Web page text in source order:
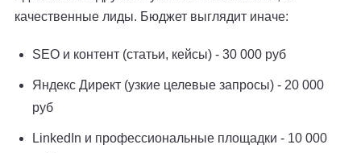
качественные лиды. Бюджет выглядит иначе:
SEO и контент (статьи, кейсы) - 30 000 руб
Яндекс Директ (узкие целевые запросы) - 20 000
руб
LinkedIn и профессиональные площадки - 10 000